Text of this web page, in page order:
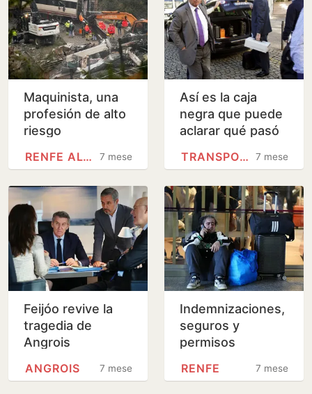
Maquinista, una
profesión de alto
riesgo
7 meses
RENFE ALVIA
Así es la caja
negra que puede
aclarar qué pasó
de Adamuz
7 meses
TRANSPORTE
Feijóo revive la
tragedia de
Angrois
7 meses
ANGROIS
Indemnizaciones,
seguros y
permisos
legal para los7 meses
RENFE